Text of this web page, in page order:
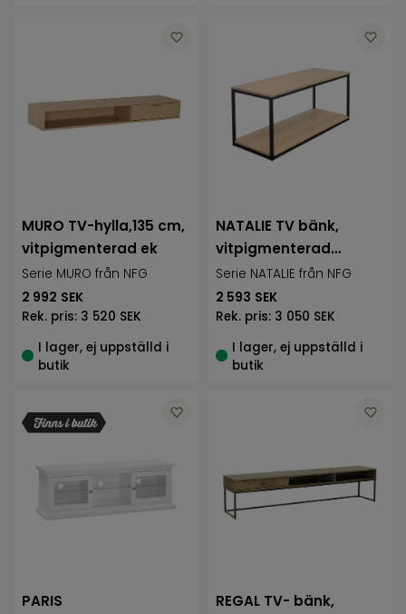
MURO TV-hylla,135 cm,
vitpigmenterad ek
Serie MURO från NFG
2 992 SEK
Rek. pris: 3 520 SEK
I lager, ej uppställd i
butik
NATALIE TV bänk,
vitpigmenterad
ekfaner
Serie NATALIE från NFG
2 593 SEK
Rek. pris: 3 050 SEK
I lager, ej uppställd i
butik
PARIS REGAL TV- bänk,